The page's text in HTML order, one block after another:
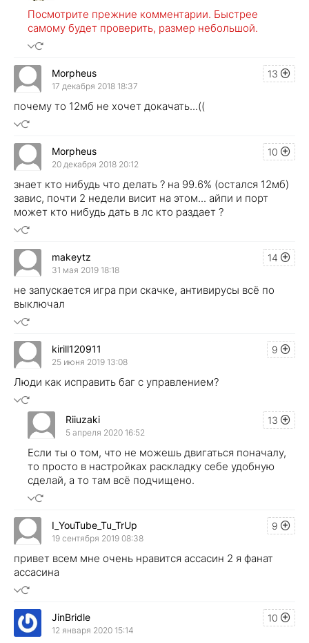
Посмотрите прежние комментарии. Быстрее
самому будет проверить, размер небольшой.
13
Morpheus
17 декабря 2018 18:37
почему то 12мб не хочет докачать...((
10
Morpheus
20 декабря 2018 20:12
знает кто нибудь что делать ? на 99.6% (остался 12мб)
завис, почти 2 недели висит на этом... айпи и порт
может кто нибудь дать в лс кто раздает ?
14
makeytz
31 мая 2019 18:18
не запускается игра при скачке, антивирусы всё по
выключал
9
kirill120911
25 июня 2019 13:08
Люди как исправить баг с управлением?
13
Riiuzaki
5 апреля 2020 16:52
Если ты о том, что не можешь двигаться поначалу,
то просто в настройках раскладку себе удобную
сделай, а то там всё подчищено.
9
I_YouTube_Tu_TrUp
19 сентября 2019 08:38
привет всем мне очень нравится ассасин 2 я фанат
ассасина
10
JinBridle
12 января 2020 15:14